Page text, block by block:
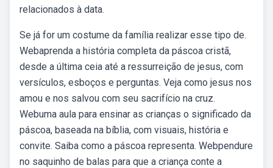
relacionados à data.
Se já for um costume da família realizar esse tipo de.
Webaprenda a história completa da páscoa cristã,
desde a última ceia até a ressurreição de jesus, com
versículos, esboços e perguntas. Veja como jesus nos
amou e nos salvou com seu sacrifício na cruz.
Webuma aula para ensinar as crianças o significado da
páscoa, baseada na bíblia, com visuais, história e
convite. Saiba como a páscoa representa. Webpendure
no saquinho de balas para que a criança conte a